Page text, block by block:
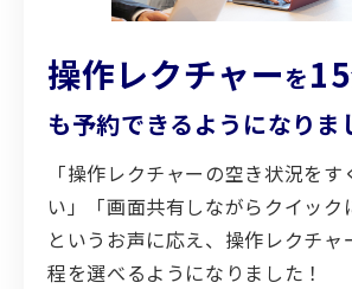
操作レクチャーを
も予約できるようになりま
「操作レクチャーの空き状況を
い」「画面共有しながらクイック
というお声に応え、操作レクチャ
程を選べるようになりました！